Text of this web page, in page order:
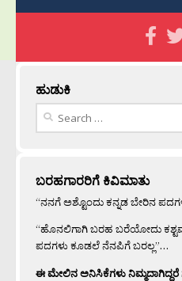
ಹುಡುಕಿ
Search
ಬರಹಗಾರರಿಗೆ ಕಿವಿಮಾತು
“ನನಗೆ ಅಶ್ಟೊಂದು ಕನ್ನಡ ಬೇರಿನ
“ಹೊನಲಿಗಾಗಿ ಬರಹ ಬರೆಯೋದು
ಪದಗಳು ಕೂಡಲೆ ನೆನಪಿಗೆ ಬರಲ್ಲ”…
ಈ ಮೇಲಿನ ಅನಿಸಿಕೆಗಳು